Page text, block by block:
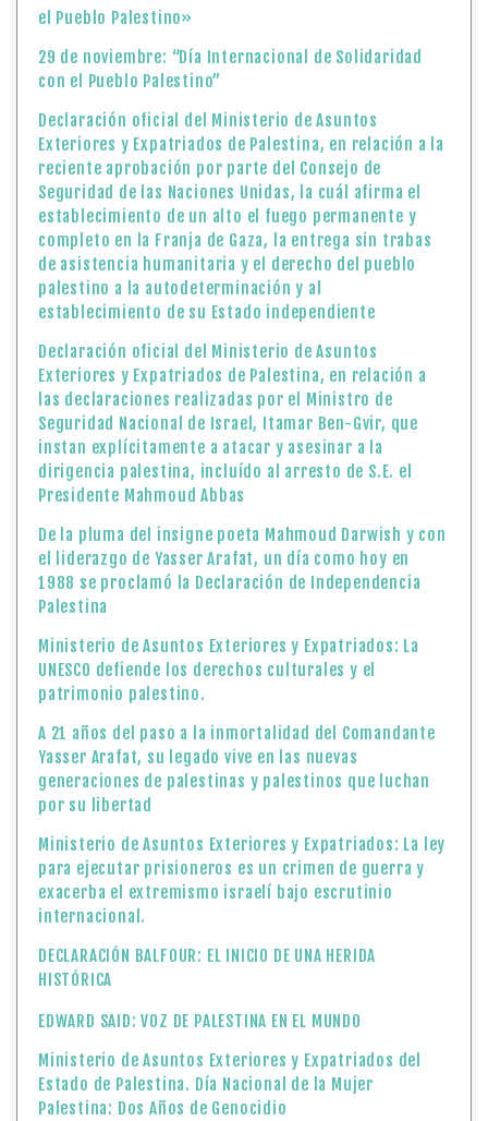
el Pueblo Palestino»
29 de noviembre: “Día Internacional de Solidaridad
con el Pueblo Palestino”
Declaración oficial del Ministerio de Asuntos
Exteriores y Expatriados de Palestina, en relación a la
reciente aprobación por parte del Consejo de
Seguridad de las Naciones Unidas, la cuál afirma el
establecimiento de un alto el fuego permanente y
completo en la Franja de Gaza, la entrega sin trabas
de asistencia humanitaria y el derecho del pueblo
palestino a la autodeterminación y al
establecimiento de su Estado independiente
Declaración oficial del Ministerio de Asuntos
Exteriores y Expatriados de Palestina, en relación a
las declaraciones realizadas por el Ministro de
Seguridad Nacional de Israel, Itamar Ben-Gvir, que
instan explícitamente a atacar y asesinar a la
dirigencia palestina, incluído al arresto de S.E. el
Presidente Mahmoud Abbas
De la pluma del insigne poeta Mahmoud Darwish y con
el liderazgo de Yasser Arafat, un día como hoy en
1988 se proclamó la Declaración de Independencia
Palestina
Ministerio de Asuntos Exteriores y Expatriados: La
UNESCO defiende los derechos culturales y el
patrimonio palestino.
A 21 años del paso a la inmortalidad del Comandante
Yasser Arafat, su legado vive en las nuevas
generaciones de palestinas y palestinos que luchan
por su libertad
Ministerio de Asuntos Exteriores y Expatriados: La ley
para ejecutar prisioneros es un crimen de guerra y
exacerba el extremismo israelí bajo escrutinio
internacional.
DECLARACIÓN BALFOUR: EL INICIO DE UNA HERIDA
HISTÓRICA
EDWARD SAID: VOZ DE PALESTINA EN EL MUNDO
Ministerio de Asuntos Exteriores y Expatriados del
Estado de Palestina. Día Nacional de la Mujer
Palestina: Dos Años de Genocidio